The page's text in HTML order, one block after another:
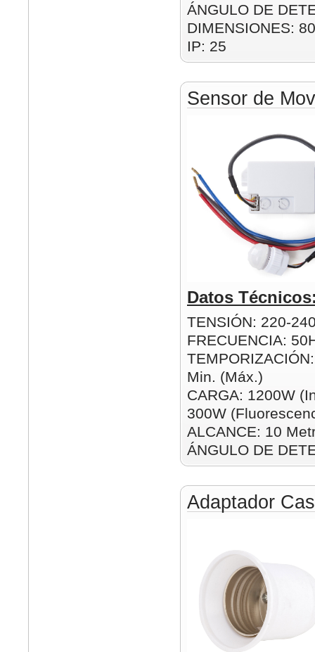
ÁNGULO DE
DIMENSIONES:
IP: 25
Sensor de
Datos
TENSIÓN: 220-
FRECUENCIA:
Min. (Máx.)
CARGA: 1200W
300W
ALCANCE: 10
ÁNGULO DE
Adaptador